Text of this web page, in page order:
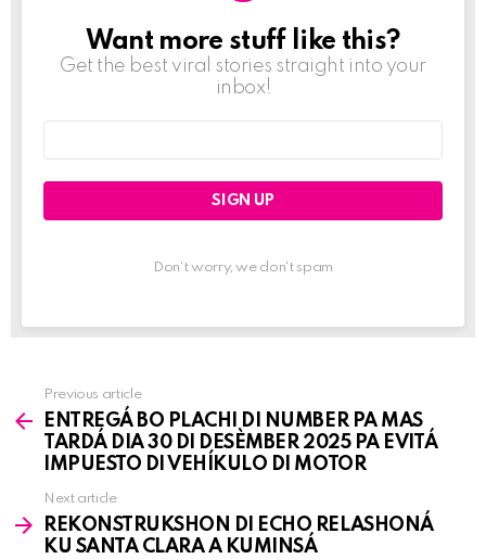
NEWSLETTER
Want more stuff like this?
Get the best viral stories straight into your
inbox!
Don't worry, we don't spam
See
more
Previous article
ENTREGÁ BO PLACHI DI NUMBER PA MAS
TARDÁ DIA 30 DI DESÈMBER 2025 PA EVITÁ
IMPUESTO DI VEHÍKULO DI MOTOR
Next article
REKONSTRUKSHON DI ECHO RELASHONÁ
KU SANTA CLARA A KUMINSÁ